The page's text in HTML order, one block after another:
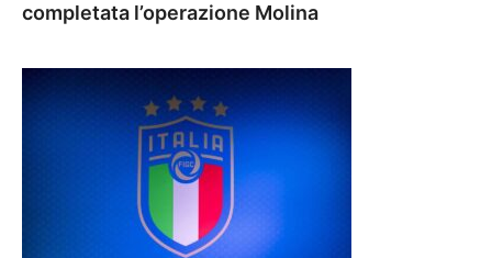
completata l’operazione Molina